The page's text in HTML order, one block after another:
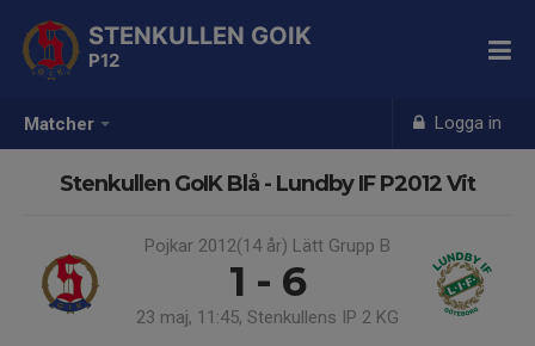
Matcher Logga in
STENKULLEN GOIK
P12
Stenkullen GoIK Blå - Lundby IF P2012 Vit
Pojkar 2012(14 år) Lätt Grupp B
1 - 6
23 maj, 11:45, Stenkullens IP 2 KG